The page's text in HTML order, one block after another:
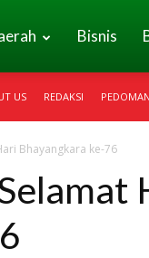
Bisnis
US REDAKSI
Bhayangkara ke-76